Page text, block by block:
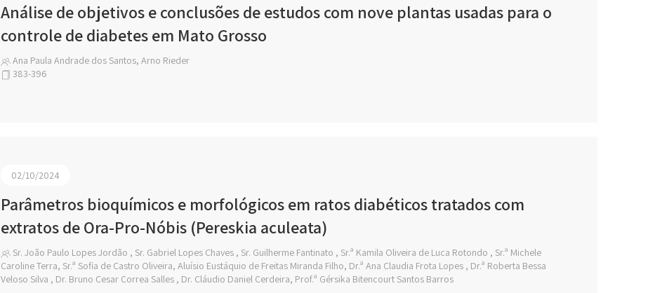
Análise de objetivos e conclusões de estudos com nove plantas usadas para o
controle de diabetes em Mato Grosso
Ana Paula Andrade dos Santos, Arno Rieder
383-396
02/10/2024
Parâmetros bioquímicos e morfológicos em ratos diabéticos tratados com
extratos de Ora-Pro-Nóbis (Pereskia aculeata)
Sr. João Paulo Lopes Jordão , Sr. Gabriel Lopes Chaves , Sr. Guilherme Fantinato , Sr.ª Kamila Oliveira de Luca Rotondo , Sr.ª Michele
Caroline Terra, Sr.ª Sofia de Castro Oliveira, Aluísio Eustáquio de Freitas Miranda Filho, Dr.ª Ana Claudia Frota Lopes , Dr.ª Roberta Bessa
Veloso Silva , Dr. Bruno Cesar Correa Salles , Dr. Cláudio Daniel Cerdeira, Prof.ª Gérsika Bitencourt Santos Barros